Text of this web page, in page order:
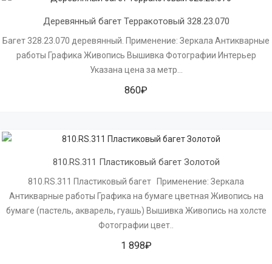
Деревянный багет Терракотовый 328.23.070
Багет 328.23.070 деревянный. Применение: Зеркала Антикварные
работы Графика Живопись Вышивка Фотографии Интерьер
Указана цена за метр...
860₽
810.RS.311 Пластиковый багет Золотой
810.RS.311 Пластиковый багет Применение: Зеркала
Антикварные работы Графика на бумаге цветная Живопись на
бумаге (пастель, акварель, гуашь) Вышивка Живопись на холсте
Фотографии цвет..
1 898₽